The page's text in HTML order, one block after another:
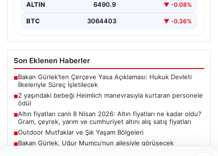
ALTIN 6490.9 ▼ -0.08%
BTC 3064403 ▼ -0.36%
Son Eklenen Haberler
■Bakan Gürlek’ten Çerçeve Yasa Açıklaması: Hukuk Devleti
İlkeleriyle Süreç İşletilecek
■2 yaşındaki bebeği Heimlich manevrasıyla kurtaran personele
ödül
■Altın fiyatları canlı 8 Nisan 2026: Altın fiyatları ne kadar oldu?
Gram, çeyrek, yarım ve cumhuriyet altını alış satış fiyatları
■Outdoor Mutfaklar ve Şık Yaşam Bölgeleri
■Bakan Gürlek, Uğur Mumcu’nun ailesiyle görüşecek